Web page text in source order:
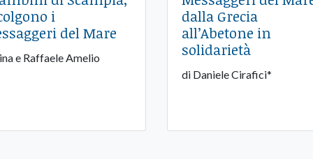
i
del Mare
e Raffaele Amelio
dalla Grecia
all’Abetone in
solidarietà
di Daniele Cirafici*